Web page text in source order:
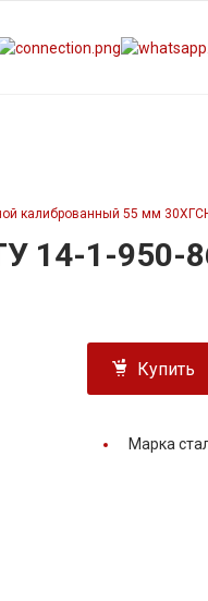
калиброванный 55 мм
14-1-950-
Купить
Марка